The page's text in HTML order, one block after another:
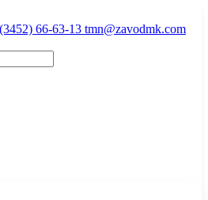
66-63-13 tmn@zavodmk.com